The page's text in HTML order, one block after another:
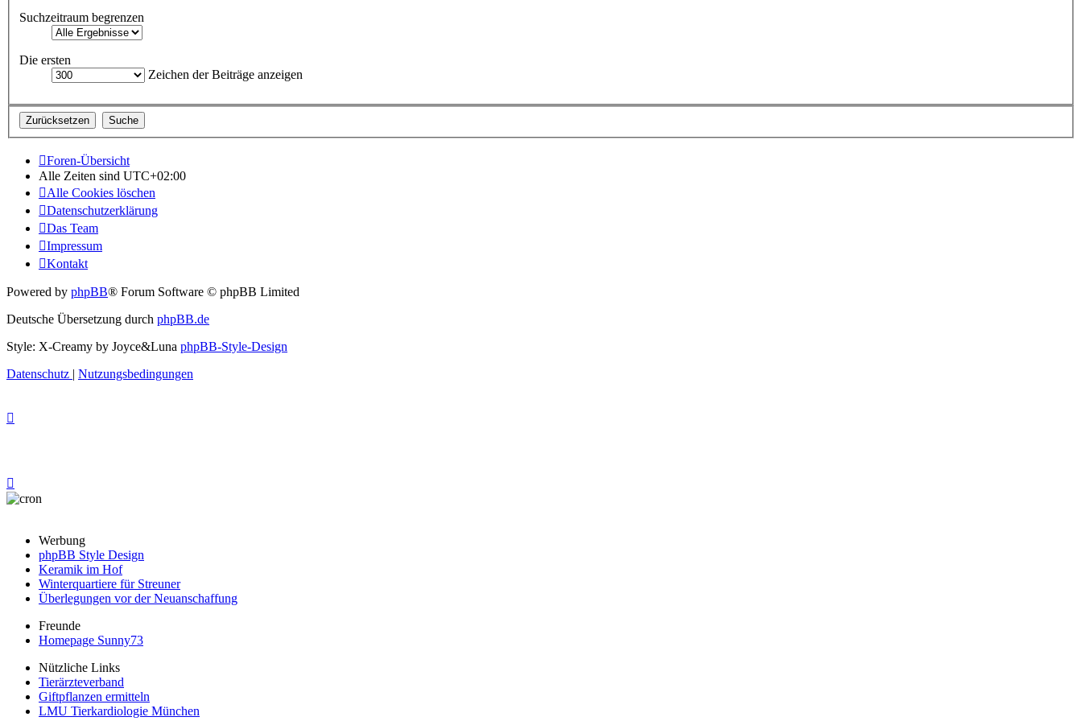
Suchzeitraum begrenzen
Die ersten
Zeichen der Beiträge anzeigen
Foren-Übersicht
Alle Zeiten sind UTC+02:00
Alle Cookies löschen
Datenschutzerklärung
Das Team
Impressum
Kontakt
Powered by phpBB® Forum Software © phpBB Limited
Deutsche Übersetzung durch phpBB.de
Style: X-Creamy by Joyce&Luna phpBB-Style-Design
Datenschutz | Nutzungsbedingungen
Werbung
phpBB Style Design
Keramik im Hof
Winterquartiere für Streuner
Überlegungen vor der Neuanschaffung
Freunde
Homepage Sunny73
Nützliche Links
Tierärzteverband
Giftpflanzen ermitteln
LMU Tierkardiologie München